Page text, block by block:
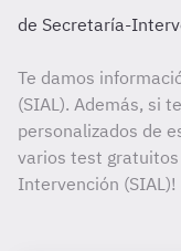
de Secretaría-
Te damos
(SIAL). Además, si
personalizados de
varios test
Intervención (SIAL)!